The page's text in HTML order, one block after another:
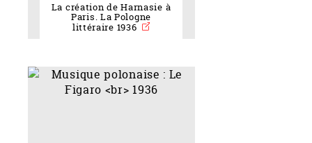
La création de Harnasie à
Paris. La Pologne
littéraire 1936